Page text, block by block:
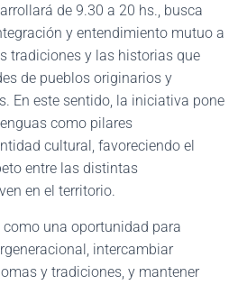
de 9.30 a 20 hs., busca
y entendimiento mutuo a
tradiciones y las historias que
de pueblos originarios y
En este sentido, la iniciativa pone
como pilares
cultural, favoreciendo el
entre las distintas
en el territorio.
una oportunidad para
intercambiar
y tradiciones, y mantener